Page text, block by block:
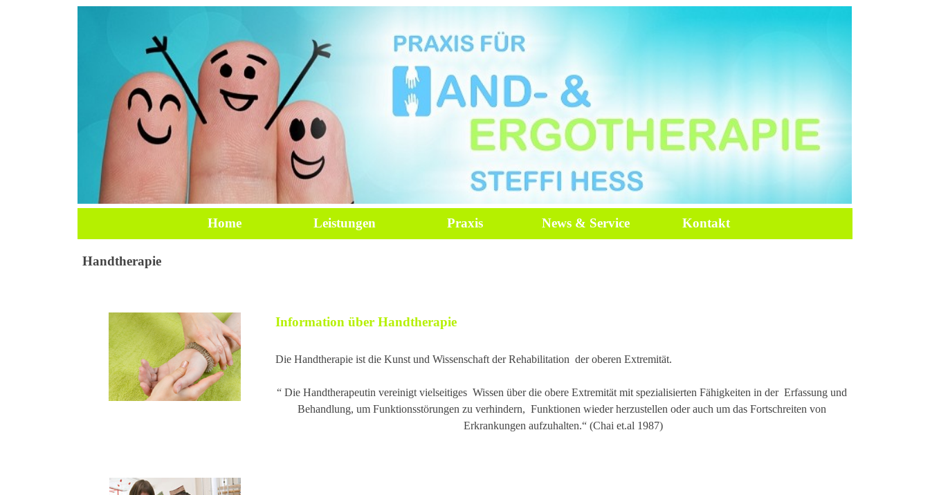
Home Leistungen Praxis News & Service Kontakt
Handtherapie
Information über Handtherapie
Die Handtherapie ist die Kunst und Wissenschaft der Rehabilitation der oberen Extremität.
“ Die Handtherapeutin vereinigt vielseitiges Wissen über die obere Extremität mit spezialisierten Fähigkeiten in der Erfassung und
Behandlung, um Funktionsstörungen zu verhindern, Funktionen wieder herzustellen oder auch um das Fortschreiten von
Erkrankungen aufzuhalten.“ (Chai et.al 1987)